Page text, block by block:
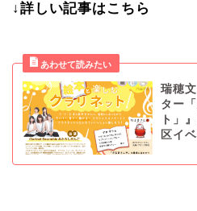
↓詳しい記事はこちら
瑞穂
ター
ト」
区イ